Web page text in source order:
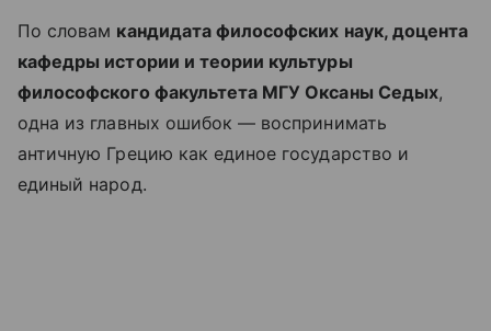
По словам кандидата философских наук, доцента
кафедры истории и теории культуры
философского факультета МГУ Оксаны Седых,
одна из главных ошибок — воспринимать
античную Грецию как единое государство и
единый народ.